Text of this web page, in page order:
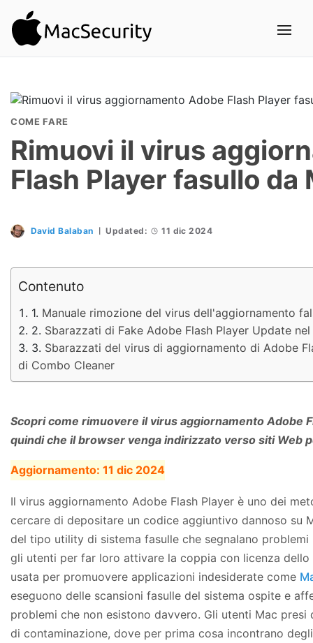
COME FARE
Rimuovi il virus
Flash Player fasullo da
David Balaban Updated: 11 dic 2024
Contenuto
Manuale rimozione del virus dell'aggiornamento
Sbarazzati di Fake Adobe Flash Player Update
Sbarazzati del virus di aggiornamento di Adobe
di Combo Cleaner
Scopri come rimuovere il virus aggiornamento Adobe
quindi che il browser venga indirizzato verso siti Web
Aggiornamento: 11 dic 2024
Il virus aggiornamento Adobe Flash Player è uno dei
cercare di depositare un codice aggiuntivo dannoso su
del tipo utility di sistema fasulle che segnalano
gli utenti per far loro attivare la coppia con licenza
usata per promuovere applicazioni indesiderate come
eseguono delle scansioni fasulle del sistema ospite e
problemi che non esistono davvero. Gli utenti Mac
di contaminazione, dove per prima cosa incontrano